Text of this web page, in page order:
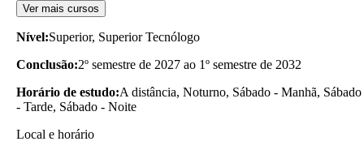
Ver mais cursos
Nível:Superior, Superior Tecnólogo
Conclusão:2º semestre de 2027 ao 1º semestre de 2032
Horário de estudo:A distância, Noturno, Sábado - Manhã, Sábado
- Tarde, Sábado - Noite
Local e horário